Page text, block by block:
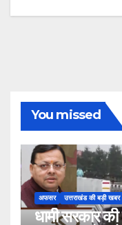
You missed
अफसर उत्तराखंड की बड़ी खबर
धामी सरकार